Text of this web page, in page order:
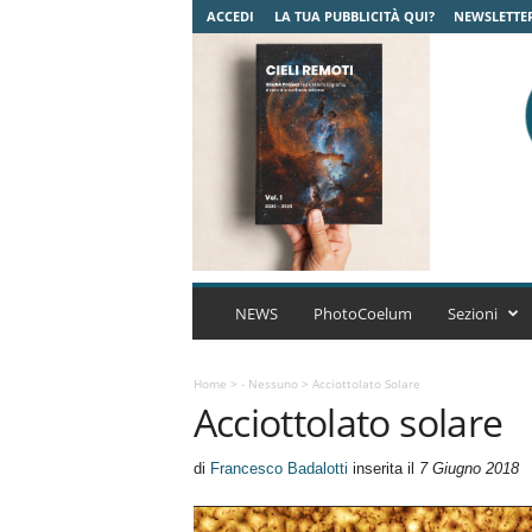
ACCEDI LA TUA PUBBLICITÀ QUI?
C
m
A
r
NEWS PhotoCoelum Sezioni
Home > - Nessuno> Acciottolato Solare
Acciottolato solare
di Francesco Badalotti inserita il 7 Giugno 2018